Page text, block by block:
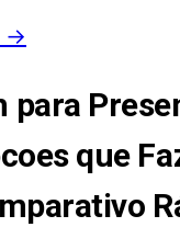
→
para
que